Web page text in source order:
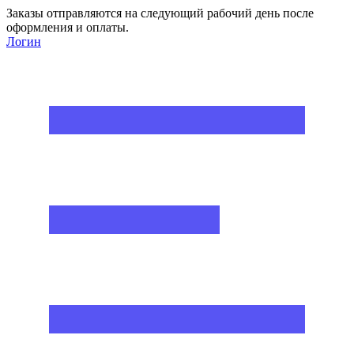
Заказы отправляются на следующий рабочий день после
оформления и оплаты.
Логин